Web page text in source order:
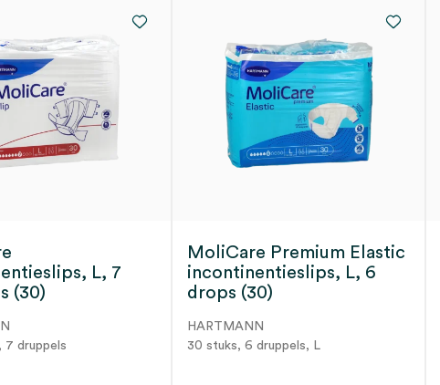
L, 7
(30)
7 druppels
MoliCare Premium Elastic
incontinentieslips, L, 6
drops (30)
HARTMANN
30 stuks, 6 druppels, L